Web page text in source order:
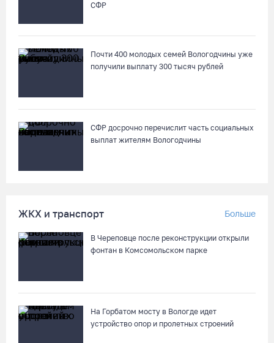
05.08.26 / 16:19
Георгий Филимонов: Мы создаём новую архитектуру
строительного рынка в области
05.08.26 / 16:01
Более 17 тысяч онкоскринингов проведено на Вологодчине с
начала года
Вытегорскую ЦРБ
СФР
Почти 400 молодых семей Вологодчины уже
получили выплату 300 тысяч рублей
СФР досрочно перечислит часть социальных
выплат жителям Вологодчины
ЖКХ и транспорт Больше
В Череповце после реконструкции открыли
фонтан в Комсомольском парке
На Горбатом мосту в Вологде идет
устройство опор и пролетных строений